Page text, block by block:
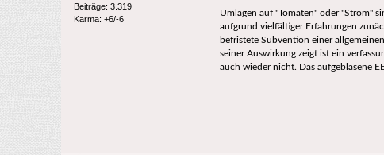
Beiträge: 3.319
Karma: +6/-6
Umlagen auf "Tomaten" oder "Strom"
aufgrund vielfältiger Erfahrungen
befristete Subvention einer
seiner Auswirkung zeigt ist ein
auch wieder nicht. Das aufgeblasene